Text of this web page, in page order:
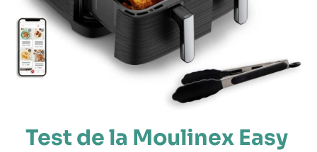
Test de la Moulinex Easy